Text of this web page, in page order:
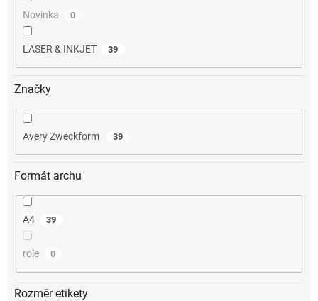
Novinka 0
LASER & INKJET 39
Značky
Avery Zweckform 39
Formát archu
A4 39
role 0
Rozměr etikety